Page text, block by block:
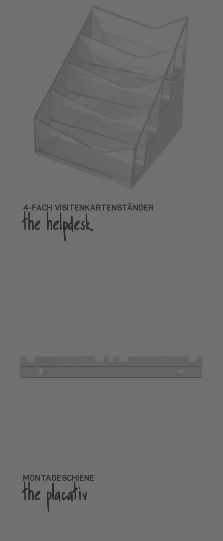
4-FACH VISITENKARTENSTÄNDER
the helpdesk
MONTAGESCHIENE
the placativ